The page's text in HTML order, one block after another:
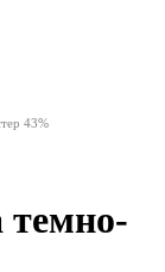
43%
темно-